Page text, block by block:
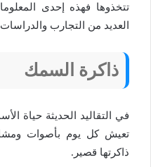
تتخذوها فهذه إحدى
العديد من التجارب
ذاكرة السمك
في التقاليد الحديثة حياة
تعيش كل يوم بأصوات
ذاكرتها قصير.